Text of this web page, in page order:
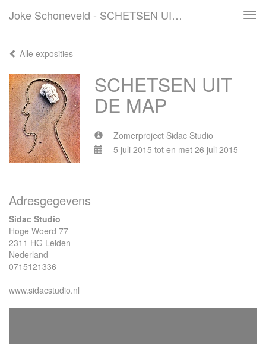
Joke Schoneveld - SCHETSEN UIT DE MAP
Alle exposities
SCHETSEN UIT
DE MAP
Zomerproject Sidac Studio
5 juli 2015 tot en met 26 juli 2015
Adresgegevens
Sidac Studio
Hoge Woerd 77
2311 HG Leiden
Nederland
0715121336
www.sidacstudio.nl